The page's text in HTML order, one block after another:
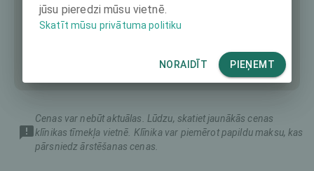
Cenas var nebūt aktuālas. Lūdzu, skatiet jaunākās cenas
klīnikas tīmekļa vietnē. Klīnika var piemērot papildu maksu, kas
pārsniedz ārstēšanas cenas.
jūsu pieredzi mūsu vietnē.
Skatīt mūsu privātuma politiku
NORAIDĪT PIEŅEMT